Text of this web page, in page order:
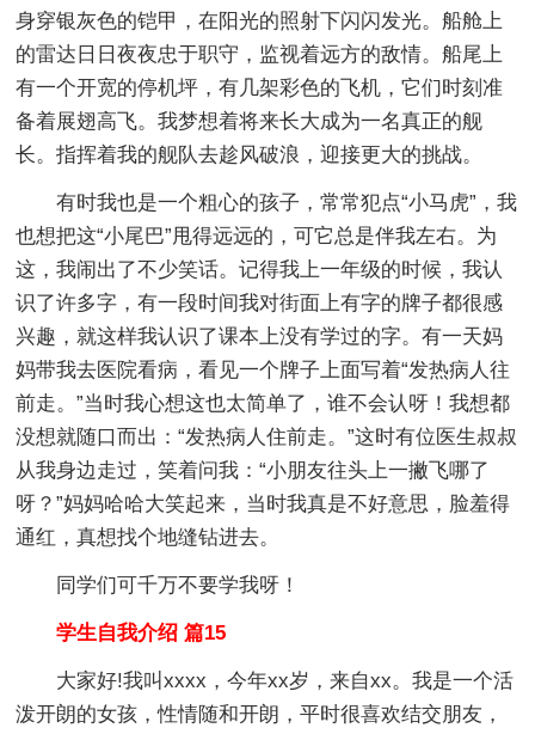
身穿银灰色的铠甲，在阳光的照射下闪闪发光。船舱上
的雷达日日夜夜忠于职守，监视着远方的敌情。船尾上
有一个开宽的停机坪，有几架彩色的飞机，它们时刻准
备着展翅高飞。我梦想着将来长大成为一名真正的舰
长。指挥着我的舰队去趁风破浪，迎接更大的挑战。
有时我也是一个粗心的孩子，常常犯点“小马虎”，我
也想把这“小尾巴”甩得远远的，可它总是伴我左右。为
这，我闹出了不少笑话。记得我上一年级的时候，我认
识了许多字，有一段时间我对街面上有字的牌子都很感
兴趣，就这样我认识了课本上没有学过的字。有一天妈
妈带我去医院看病，看见一个牌子上面写着“发热病人往
前走。”当时我心想这也太简单了，谁不会认呀！我想都
没想就随口而出：“发热病人住前走。”这时有位医生叔叔
从我身边走过，笑着问我：“小朋友往头上一撇飞哪了
呀？”妈妈哈哈大笑起来，当时我真是不好意思，脸羞得
通红，真想找个地缝钻进去。
同学们可千万不要学我呀！
学生自我介绍 篇15
大家好!我叫xxxx，今年xx岁，来自xx。我是一个活
泼开朗的女孩，性情随和开朗，平时很喜欢结交朋友，